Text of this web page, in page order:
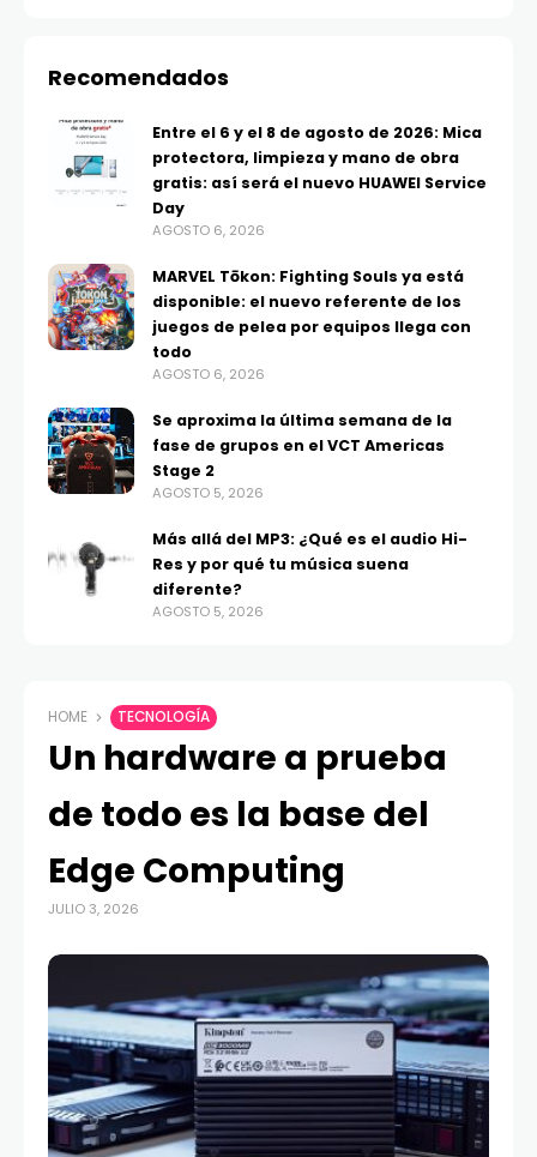
Recomendados
Entre el 6 y el 8 de agosto de 2026: Mica
protectora, limpieza y mano de obra
gratis: así será el nuevo HUAWEI Service
Day
AGOSTO 6, 2026
MARVEL Tōkon: Fighting Souls ya está
disponible: el nuevo referente de los
juegos de pelea por equipos llega con
todo
AGOSTO 6, 2026
Se aproxima la última semana de la
fase de grupos en el VCT Americas
Stage 2
AGOSTO 5, 2026
Más allá del MP3: ¿Qué es el audio Hi-
Res y por qué tu música suena
diferente?
AGOSTO 5, 2026
HOME TECNOLOGÍA
Un hardware a prueba
de todo es la base del
Edge Computing
JULIO 3, 2026